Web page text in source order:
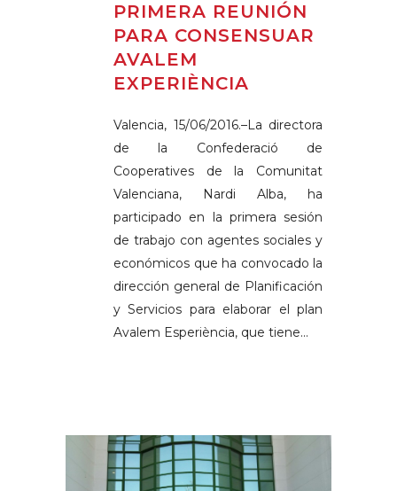
PRIMERA REUNIÓN
PARA CONSENSUAR
AVALEM
EXPERIÈNCIA
Valencia, 15/06/2016.–La directora
de la Confederació de
Cooperatives de la Comunitat
Valenciana, Nardi Alba, ha
participado en la primera sesión
de trabajo con agentes sociales y
económicos que ha convocado la
dirección general de Planificación
y Servicios para elaborar el plan
Avalem Esperiència, que tiene...